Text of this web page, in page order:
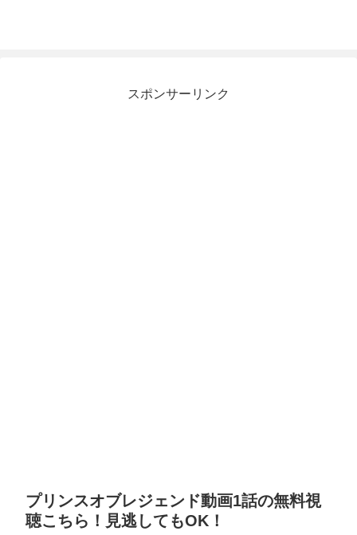
スポンサーリンク
プリンスオブレジェンド動画1話の無料視
聴こちら！見逃してもOK！